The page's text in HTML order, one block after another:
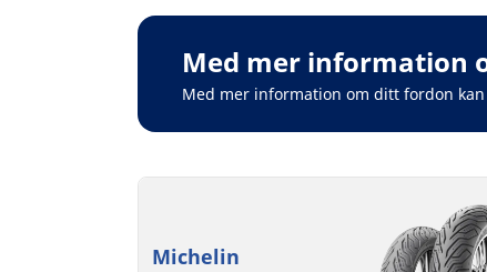
Med mer information
Med mer information om ditt fordon
Michelin